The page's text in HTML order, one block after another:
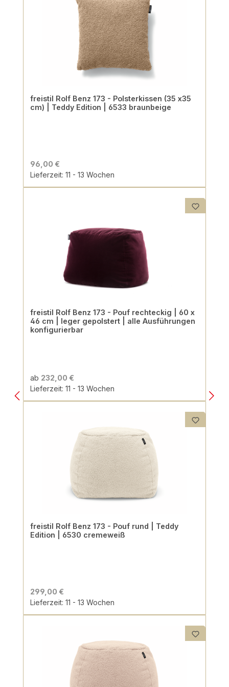
freistil Rolf Benz 173 - Polsterkissen (35 x35
cm) | Teddy Edition | 6533 braunbeige
96,00 €
Lieferzeit: 11 - 13 Wochen
freistil Rolf Benz 173 - Pouf rechteckig | 60 x
46 cm | leger gepolstert | alle Ausführungen
konfigurierbar
ab 232,00 €
Lieferzeit: 11 - 13 Wochen
freistil Rolf Benz 173 - Pouf rund | Teddy
Edition | 6530 cremeweiß
299,00 €
Lieferzeit: 11 - 13 Wochen